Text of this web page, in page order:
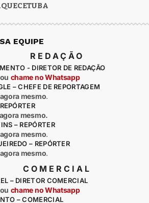
EQUIPE
REDAÇÃO
- DIRETOR DE REDAÇÃO
ou chame no Whatsapp
– CHEFE DE REPORTAGEM
agora mesmo.
agora mesmo.
– REPÓRTER
agora mesmo.
– REPÓRTER
agora mesmo.
COMERCIAL
– DIRETOR COMERCIAL
ou chame no Whatsapp
– COMERCIAL